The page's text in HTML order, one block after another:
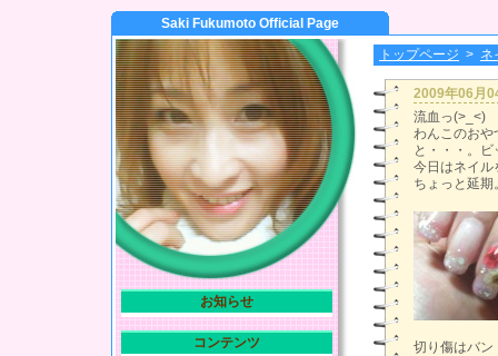
Saki Fukumoto Official Page
トップページ > ネ
2009年06月
流血っ(>_<)
わんこのお
と・・・。
今日はネイ
ちょっと延期
切り傷はバン
お知らせ
コンテンツ